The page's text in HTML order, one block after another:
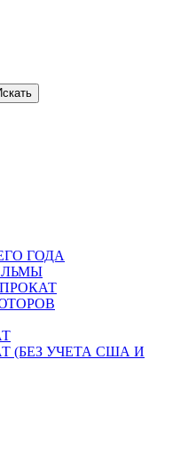
ГОДА
(БЕЗ УЧЕТА США И